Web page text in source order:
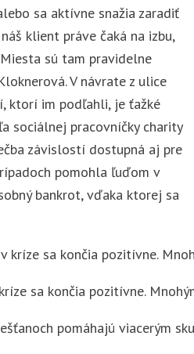
sa aktívne snažia zaradiť
klient práve čaká na izbu,
sú tam pravidelne
V návrate z ulice
ktorí im podľahli, je ťažké
sociálnej pracovníčky charity
závislostí dostupná aj pre
pomohla ľuďom v
bankrot, vďaka ktorej sa
sa končia pozitívne.